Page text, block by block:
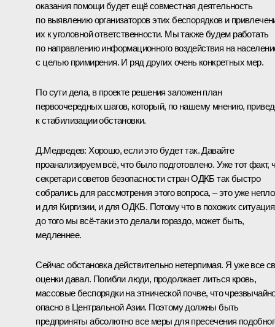
оказания помощи будет ещё совместная деятельность
по выявлению организаторов этих беспорядков и
их к уголовной ответственности. Мы также будем работать
по направлению информационного воздействия на
с целью примирения. И ряд других очень конкретных мер.
По сути дела, в проекте решения заложен план
первоочередных шагов, который, по нашему мнению,
к стабилизации обстановки.
Д.Медведев: Хорошо, если это будет так. Давайте
проанализируем всё, что было подготовлено. Уже тот факт,
секретари советов безопасности стран ОДКБ так быстро
собрались для рассмотрения этого вопроса, – это уже
и для Киргизии, и для ОДКБ. Потому что в похожих
до того мы всё‑таки это делали гораздо, может быть,
медленнее.
Сейчас обстановка действительно нетерпимая. Я уже все
оценки давал. Погибли люди, продолжает литься кровь,
массовые беспорядки на этнической почве, что
опасно в Центральной Азии. Поэтому должны быть
предприняты абсолютно все меры для пресечения